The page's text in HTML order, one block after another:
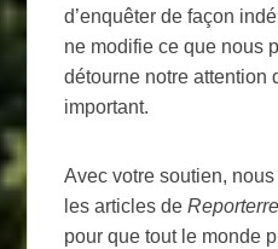
d’enquêter de façon
ne modifie ce que nous
détourne notre attention
important.
Avec votre soutien,
les articles deReporterre
pour que tout le monde